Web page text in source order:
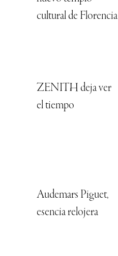
cultural de Florencia
ZENITH deja ver
el tiempo
Audemars Piguet,
esencia relojera